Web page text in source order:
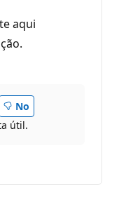
aqui
No
útil.